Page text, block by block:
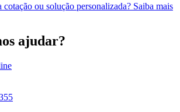
cotação ou solução personalizada? Saiba mais
ajudar?